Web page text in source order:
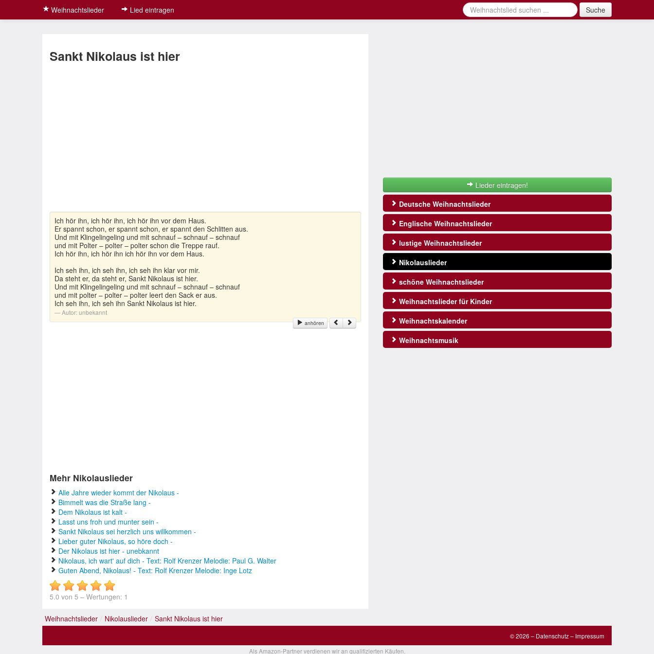
Weihnachtslieder Lied eintragen Suche
Sankt Nikolaus ist hier
Ich hör ihn, ich hör ihn, ich hör ihn vor dem Haus.
Er spannt schon, er spannt schon, er spannt den Schlitten aus.
Und mit Klingelingeling und mit schnauf – schnauf – schnauf
und mit Polter – polter – polter schon die Treppe rauf.
Ich hör ihn, ich hör ihn ich hör ihn vor dem Haus.
Ich seh ihn, ich seh ihn, ich seh ihn klar vor mir.
Da steht er, da steht er, Sankt Nikolaus ist hier.
Und mit Klingelingeling und mit schnauf – schnauf – schnauf
und mit polter – polter – polter leert den Sack er aus.
Ich seh ihn, ich seh ihn Sankt Nikolaus ist hier.
Autor:unbekannt
anhören
Mehr Nikolauslieder
Alle Jahre wieder kommt der Nikolaus -
Bimmelt was die Straße lang -
Dem Nikolaus ist kalt -
Lasst uns froh und munter sein -
Sankt Nikolaus sei herzlich uns willkommen -
Lieber guter Nikolaus, so höre doch -
Der Nikolaus ist hier - unebkannt
Nikolaus, ich wart' auf dich - Text: Rolf Krenzer Melodie: Paul G. Walter
Guten Abend, Nikolaus! - Text: Rolf Krenzer Melodie: Inge Lotz
5.0 von 5 – Wertungen: 1
Lieder eintragen!
Deutsche Weihnachtslieder
Englische Weihnachtslieder
lustige Weihnachtslieder
Nikolauslieder
schöne Weihnachtslieder
Weihnachtslieder für Kinder
Weihnachtskalender
Weihnachtsmusik
Weihnachtslieder / Nikolauslieder / Sankt Nikolaus ist hier
© 2026 – Datenschutz– Impressum
Als Amazon-Partner verdienen wir an qualifizierten Käufen.